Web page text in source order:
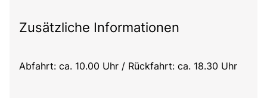
Zusätzliche Informationen
Abfahrt: ca. 10.00 Uhr / Rückfahrt: ca. 18.30 Uhr